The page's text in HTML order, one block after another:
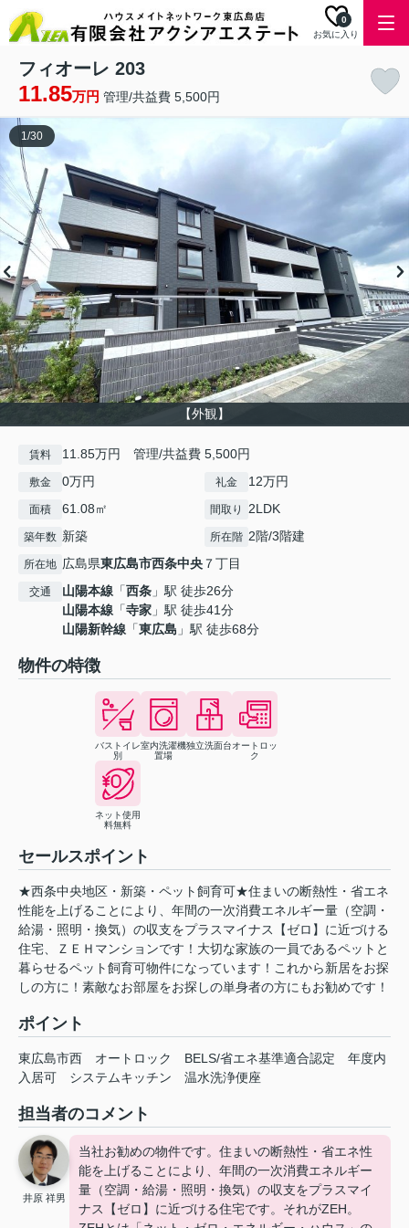
お気に入り
0
フィオーレ 203
11.85万円 管理/共益費 5,500円
【外観】
1/30
賃料 11.85万円 管理/共益費 5,500円
敷金 0万円 礼金 12万円
面積 61.08㎡ 間取り 2LDK
築年数 新築 所在階 2階/3階建
所在地 広島県東広島市西条中央 ７丁目
交通 山陽本線 「西条 」駅 徒歩26分
山陽本線 「寺家 」駅 徒歩41分
山陽新幹線 「東広島 」駅 徒歩68分
物件の特徴
バストイレ
別
室内洗濯機
置場
独立洗面台オートロッ
ク
ネット使用
料無料
セールスポイント
★西条中央地区・新築・ペット飼育可★住まいの断熱性・省エネ
性能を上げることにより、年間の一次消費エネルギー量（空調・
給湯・照明・換気）の収支をプラスマイナス【ゼロ】に近づける
住宅、ＺＥＨマンションです！大切な家族の一員であるペットと
暮らせるペット飼育可物件になっています！これから新居をお探
しの方に！素敵なお部屋をお探しの単身者の方にもお勧めです！
ポイント
東広島市西 オートロック BELS/省エネ基準適合認定
年度内
入居可
システムキッチン 温水洗浄便座
担当者のコメント
井原 祥男
当社お勧めの物件です。住まいの断熱性・省エネ性
能を上げることにより、年間の一次消費エネルギー
量（空調・給湯・照明・換気）の収支をプラスマイ
ナス【ゼロ】に近づける住宅です。それがZEH。